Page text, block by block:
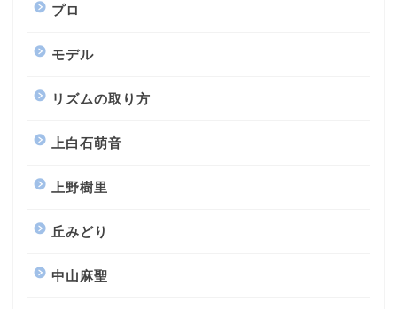
プロ
モデル
リズムの取り方
上白石萌音
上野樹里
丘みどり
中山麻聖